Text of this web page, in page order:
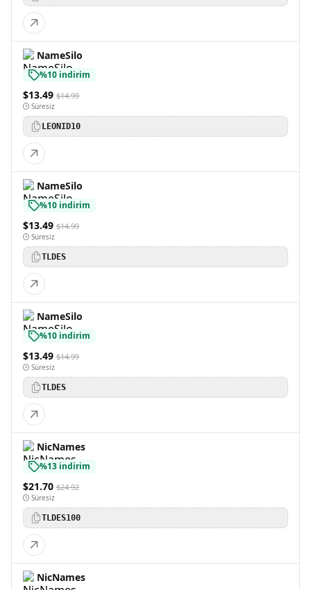
NameSilo
%10 indirim
$13.49 $14.99
Süresiz
LEONID10
NameSilo
%10 indirim
$13.49 $14.99
Süresiz
TLDES
NameSilo
%10 indirim
$13.49 $14.99
Süresiz
TLDES
NicNames
%13 indirim
$21.70 $24.92
Süresiz
TLDES100
NicNames